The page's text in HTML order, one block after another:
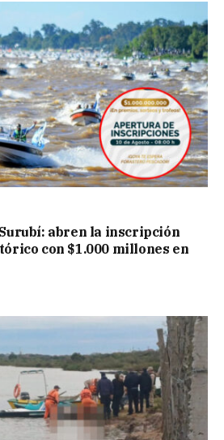
abren la inscripción
con $1.000 millones en